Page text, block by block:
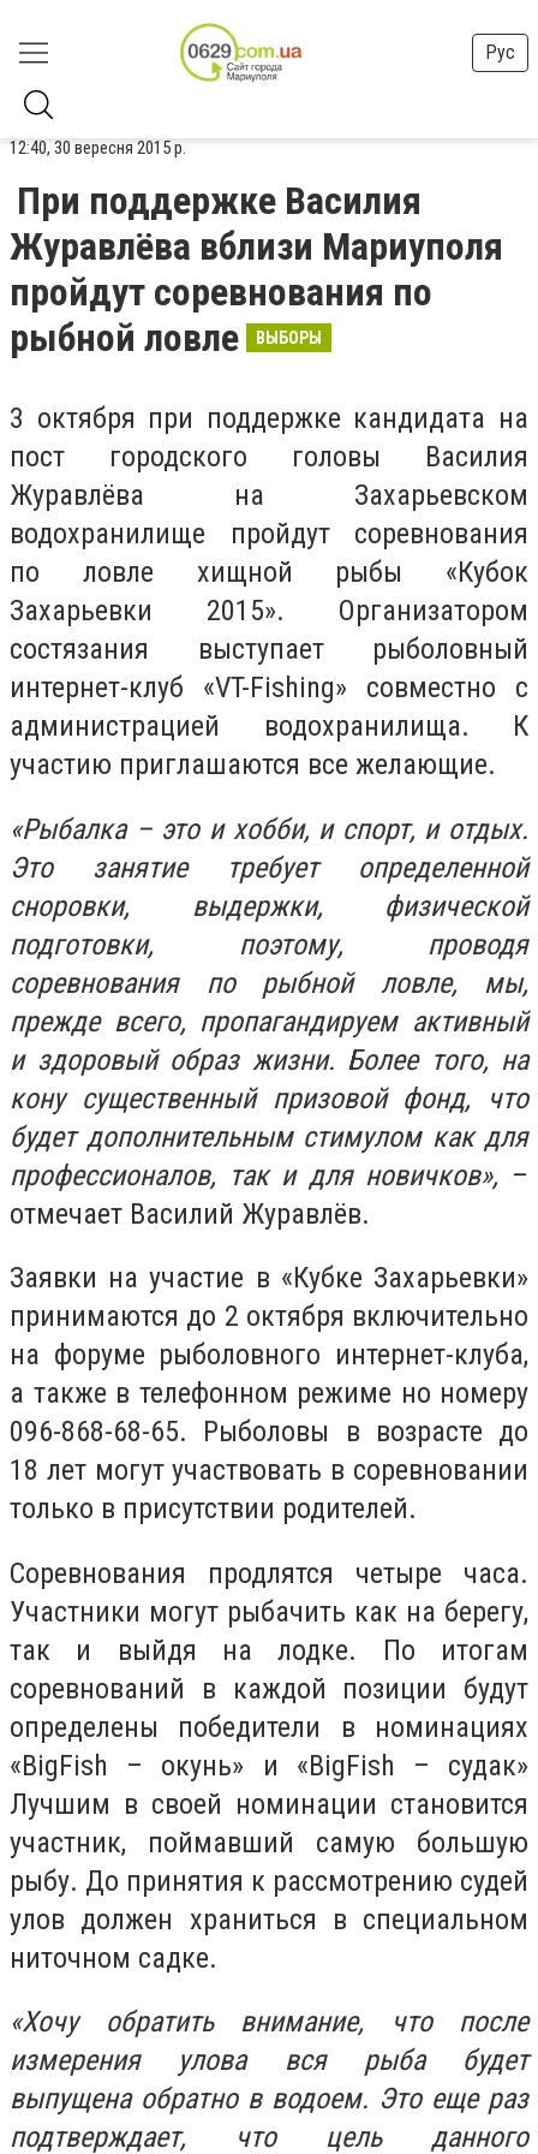
Рус
12:40, 30 вересня 2015 р.
При поддержке Василия
Журавлёва вблизи Мариуполя
пройдут соревнования по
рыбной ловле
ВЫБОРЫ
3 октября при поддержке кандидата на
пост городского головы Василия
Журавлёва на Захарьевском
водохранилище пройдут соревнования
по ловле хищной рыбы «Кубок
Захарьевки 2015». Организатором
состязания выступает рыболовный
интернет-клуб «VT-Fishing» совместно с
администрацией водохранилища. К
участию приглашаются все желающие.
«Рыбалка – это и хобби, и спорт, и отдых.
Это занятие требует определенной
сноровки, выдержки, физической
подготовки, поэтому, проводя
соревнования по рыбной ловле, мы,
прежде всего, пропагандируем активный
и здоровый образ жизни. Более того, на
кону существенный призовой фонд, что
будет дополнительным стимулом как для
профессионалов, так и для новичков», –
отмечает Василий Журавлёв.
Заявки на участие в «Кубке Захарьевки»
принимаются до 2 октября включительно
на форуме рыболовного интернет-клуба,
а также в телефонном режиме но номеру
096-868-68-65. Рыболовы в возрасте до
18 лет могут участвовать в соревновании
только в присутствии родителей.
Соревнования продлятся четыре часа.
Участники могут рыбачить как на берегу,
так и выйдя на лодке. По итогам
соревнований в каждой позиции будут
определены победители в номинациях
«BigFish – окунь» и «BigFish – судак»
Лучшим в своей номинации становится
участник, поймавший самую большую
рыбу. До принятия к рассмотрению судей
улов должен храниться в специальном
ниточном садке.
«Хочу обратить внимание, что после
измерения улова вся рыба будет
выпущена обратно в водоем. Это еще раз
подтверждает, что цель данного